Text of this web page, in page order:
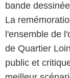
bande
La
l'en­semble de
de Quar­tier
public et